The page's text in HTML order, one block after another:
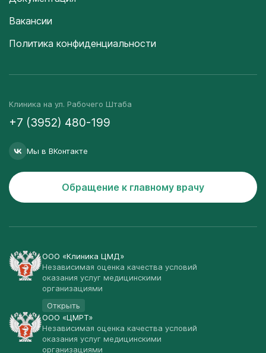
Вакансии
Политика конфиденциальности
Клиника на ул. Рабочего Штаба
+7 (3952) 480-199
Мы в ВКонтакте
Обращение к главному врачу
ООО «Клиника ЦМД»
Независимая оценка качества условий
оказания услуг медицинскими
организациями
Открыть
ООО «ЦМРТ»
Независимая оценка качества условий
оказания услуг медицинскими
организациями